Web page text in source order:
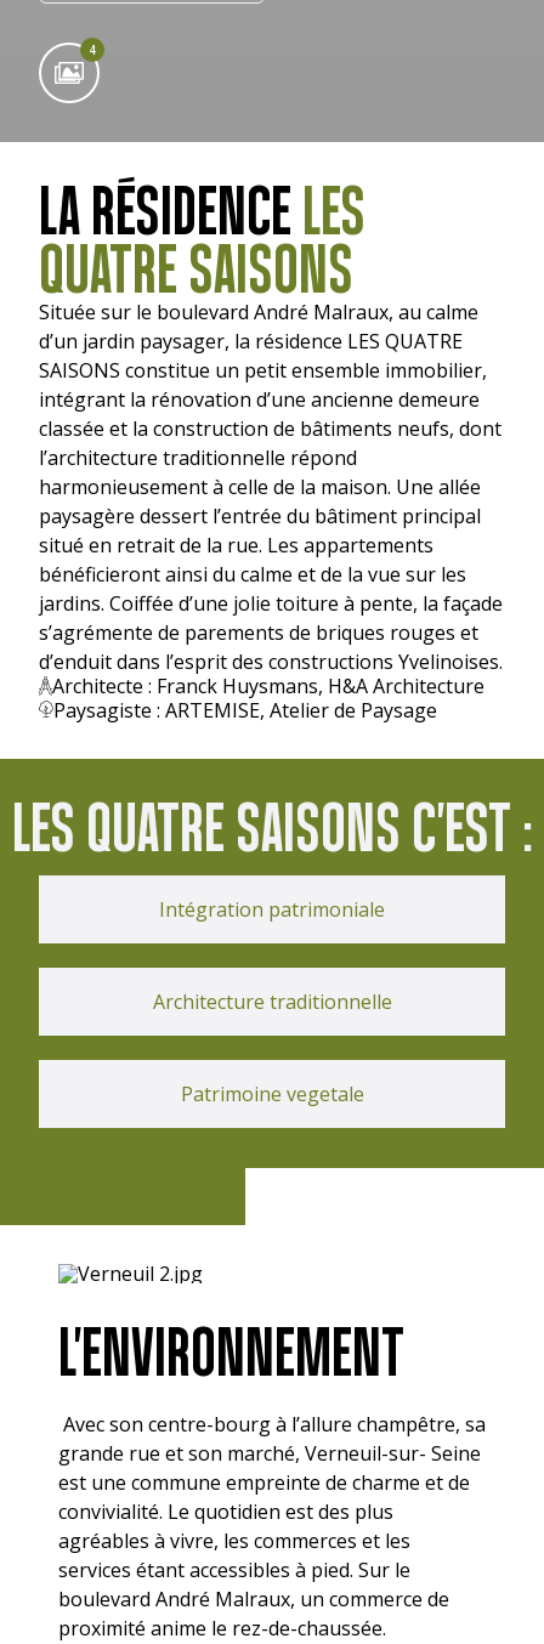
4
LA RÉSIDENCE LES
QUATRE SAISONS
Située sur le boulevard André Malraux, au calme
d’un jardin paysager, la résidence LES QUATRE
SAISONS constitue un petit ensemble immobilier,
intégrant la rénovation d’une ancienne demeure
classée et la construction de bâtiments neufs, dont
l’architecture traditionnelle répond
harmonieusement à celle de la maison. Une allée
paysagère dessert l’entrée du bâtiment principal
situé en retrait de la rue. Les appartements
bénéficieront ainsi du calme et de la vue sur les
jardins. Coiffée d’une jolie toiture à pente, la façade
s’agrémente de parements de briques rouges et
d’enduit dans l’esprit des constructions Yvelinoises.
Architecte : Franck Huysmans, H&A Architecture
Paysagiste : ARTEMISE, Atelier de Paysage
LES QUATRE SAISONS C'EST :
Intégration patrimoniale
Architecture traditionnelle
Patrimoine vegetale
L'ENVIRONNEMENT
Avec son centre-bourg à l’allure champêtre, sa
grande rue et son marché, Verneuil-sur- Seine
est une commune empreinte de charme et de
convivialité. Le quotidien est des plus
agréables à vivre, les commerces et les
services étant accessibles à pied. Sur le
boulevard André Malraux, un commerce de
proximité anime le rez-de-chaussée.